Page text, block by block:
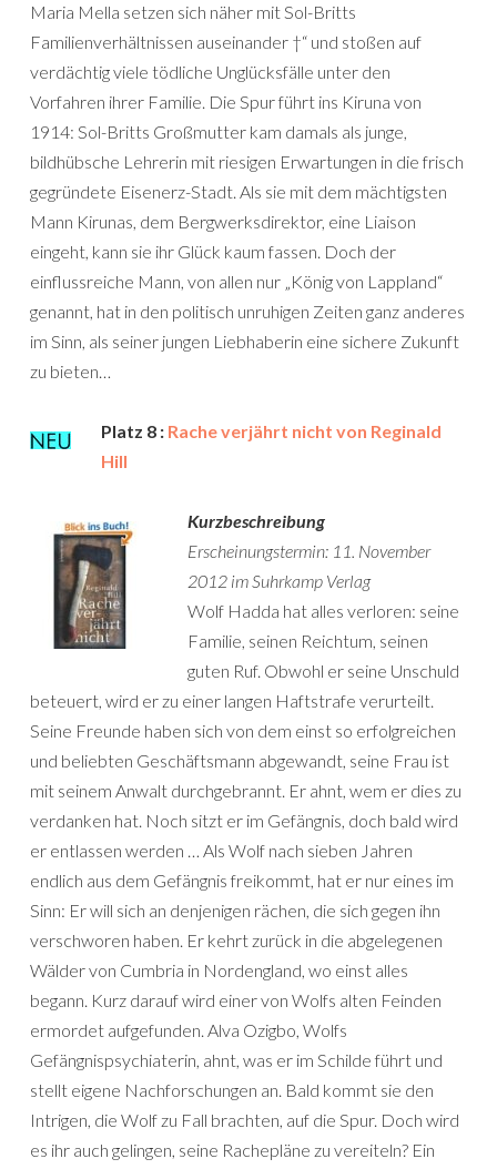
Maria Mella setzen sich näher mit Sol-Britts
Familienverhältnissen auseinander †“ und stoßen auf
verdächtig viele tödliche Unglücksfälle unter den
Vorfahren ihrer Familie. Die Spur führt ins Kiruna von
1914: Sol-Britts Großmutter kam damals als junge,
bildhübsche Lehrerin mit riesigen Erwartungen in die frisch
gegründete Eisenerz-Stadt. Als sie mit dem mächtigsten
Mann Kirunas, dem Bergwerksdirektor, eine Liaison
eingeht, kann sie ihr Glück kaum fassen. Doch der
einflussreiche Mann, von allen nur „König von Lappland“
genannt, hat in den politisch unruhigen Zeiten ganz anderes
im Sinn, als seiner jungen Liebhaberin eine sichere Zukunft
zu bieten…
Platz 8 : Rache verjährt nicht von Reginald
Hill
Kurzbeschreibung
Erscheinungstermin: 11. November
2012 im Suhrkamp Verlag
Wolf Hadda hat alles verloren: seine
Familie, seinen Reichtum, seinen
guten Ruf. Obwohl er seine Unschuld
beteuert, wird er zu einer langen Haftstrafe verurteilt.
Seine Freunde haben sich von dem einst so erfolgreichen
und beliebten Geschäftsmann abgewandt, seine Frau ist
mit seinem Anwalt durchgebrannt. Er ahnt, wem er dies zu
verdanken hat. Noch sitzt er im Gefängnis, doch bald wird
er entlassen werden … Als Wolf nach sieben Jahren
endlich aus dem Gefängnis freikommt, hat er nur eines im
Sinn: Er will sich an denjenigen rächen, die sich gegen ihn
verschworen haben. Er kehrt zurück in die abgelegenen
Wälder von Cumbria in Nordengland, wo einst alles
begann. Kurz darauf wird einer von Wolfs alten Feinden
ermordet aufgefunden. Alva Ozigbo, Wolfs
Gefängnispsychiaterin, ahnt, was er im Schilde führt und
stellt eigene Nachforschungen an. Bald kommt sie den
Intrigen, die Wolf zu Fall brachten, auf die Spur. Doch wird
es ihr auch gelingen, seine Rachepläne zu vereiteln? Ein